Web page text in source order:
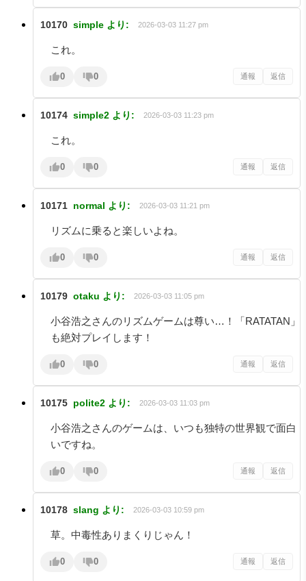
10170 simple より: 2026-03-03 11:27 pm
これ。
0 0 通報 返信
10174 simple2 より: 2026-03-03 11:23 pm
これ。
0 0 通報 返信
10171 normal より: 2026-03-03 11:21 pm
リズムに乗ると楽しいよね。
0 0 通報 返信
10179 otaku より: 2026-03-03 11:05 pm
小谷浩之さんのリズムゲームは尊い…！「RATATAN」
も絶対プレイします！
0 0 通報 返信
10175 polite2 より: 2026-03-03 11:03 pm
小谷浩之さんのゲームは、いつも独特の世界観で面白
いですね。
0 0 通報 返信
10178 slang より: 2026-03-03 10:59 pm
草。中毒性ありまくりじゃん！
0 0 通報 返信